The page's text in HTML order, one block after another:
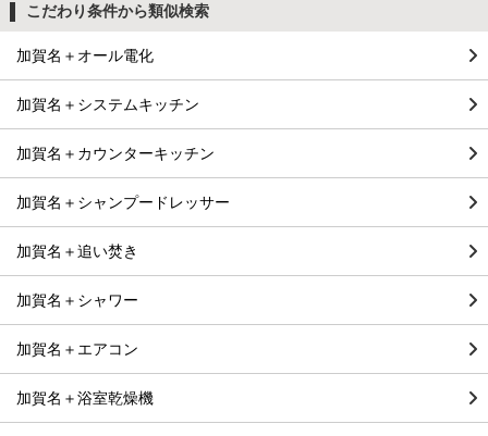
こだわり条件から類似検索
加賀名＋オール電化
加賀名＋システムキッチン
加賀名＋カウンターキッチン
加賀名＋シャンプードレッサー
加賀名＋追い焚き
加賀名＋シャワー
加賀名＋エアコン
加賀名＋浴室乾燥機